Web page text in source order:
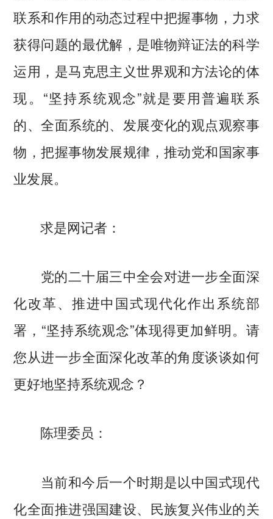
联系和作用的动态过程中把握事物，力求
获得问题的最优解，是唯物辩证法的科学
运用，是马克思主义世界观和方法论的体
现。“坚持系统观念”就是要用普遍联系
的、全面系统的、发展变化的观点观察事
物，把握事物发展规律，推动党和国家事
业发展。
求是网记者：
党的二十届三中全会对进一步全面深
化改革、推进中国式现代化作出系统部
署，“坚持系统观念”体现得更加鲜明。请
您从进一步全面深化改革的角度谈谈如何
更好地坚持系统观念？
陈理委员：
当前和今后一个时期是以中国式现代
化全面推进强国建设、民族复兴伟业的关